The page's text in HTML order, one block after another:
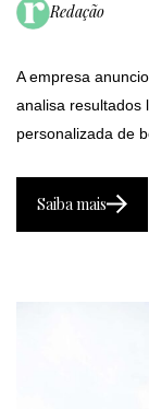
Redação
A empresa
analisa resultados
personalizada de
Saiba mais